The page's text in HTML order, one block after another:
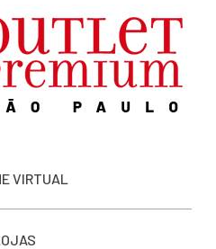
VIRTUAL